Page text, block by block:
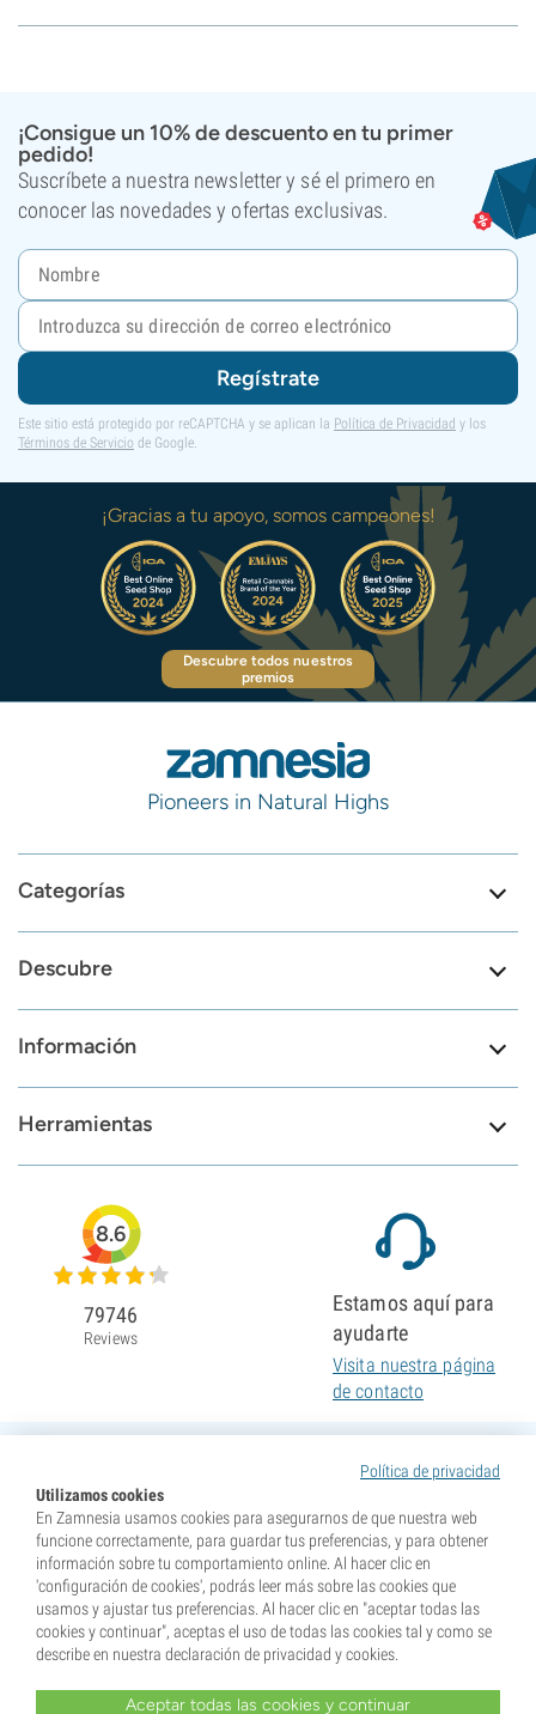
¡Consigue un 10% de descuento en tu primer
pedido!
Suscríbete a nuestra newsletter y sé el primero en
conocer las novedades y ofertas exclusivas.
Regístrate
Este sitio está protegido por reCAPTCHA y se aplican la Política de Privacidad y los
Términos de Servicio de Google.
¡Gracias a tu apoyo, somos campeones!
Descubre todos nuestros
premios
Pioneers in Natural Highs
Categorías
Descubre
Información
Herramientas
Política de privacidad
Utilizamos cookies
En Zamnesia usamos cookies para asegurarnos de que nuestra web
funcione correctamente, para guardar tus preferencias, y para obtener
información sobre tu comportamiento online. Al hacer clic en
'configuración de cookies', podrás leer más sobre las cookies que
usamos y ajustar tus preferencias. Al hacer clic en "aceptar todas las
cookies y continuar", aceptas el uso de todas las cookies tal y como se
describe en nuestra declaración de privacidad y cookies.
Aceptar todas las cookies y continuar
8.6
79746
Reviews
Estamos aquí para
ayudarte
Visita nuestra página
de contacto